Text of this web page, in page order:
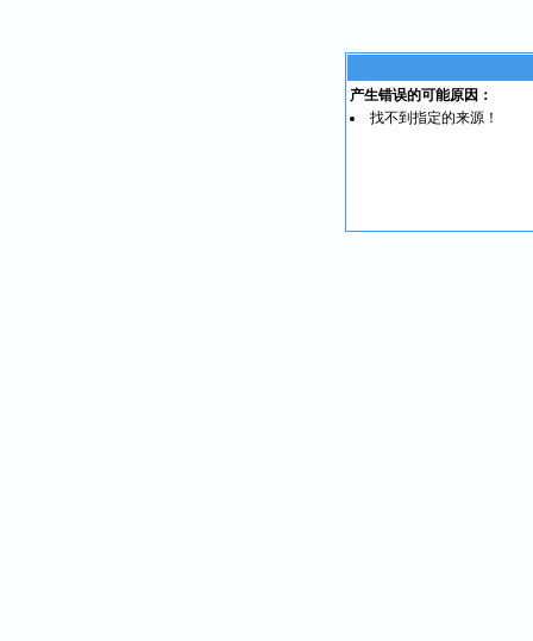
产生错误的可能原因：
找不到指定的来源！